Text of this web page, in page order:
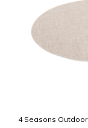
4 Seasons Outdoor